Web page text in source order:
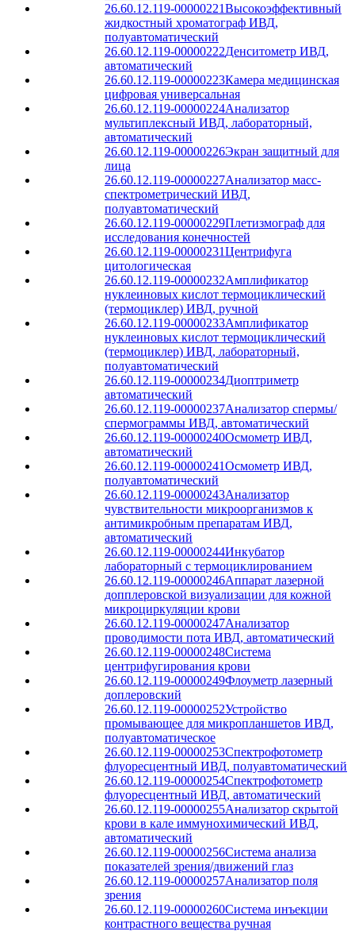
26.60.12.119-00000221Высокоэффективный
жидкостный хроматограф ИВД,
полуавтоматический
26.60.12.119-00000222Денситометр ИВД,
автоматический
26.60.12.119-00000223Камера медицинская
цифровая универсальная
26.60.12.119-00000224Анализатор
мультиплексный ИВД, лабораторный,
автоматический
26.60.12.119-00000226Экран защитный для
лица
26.60.12.119-00000227Анализатор масс-
спектрометрический ИВД,
полуавтоматический
26.60.12.119-00000229Плетизмограф для
исследования конечностей
26.60.12.119-00000231Центрифуга
цитологическая
26.60.12.119-00000232Амплификатор
нуклеиновых кислот термоциклический
(термоциклер) ИВД, ручной
26.60.12.119-00000233Амплификатор
нуклеиновых кислот термоциклический
(термоциклер) ИВД, лабораторный,
полуавтоматический
26.60.12.119-00000234Диоптриметр
автоматический
26.60.12.119-00000237Анализатор спермы/
спермограммы ИВД, автоматический
26.60.12.119-00000240Осмометр ИВД,
автоматический
26.60.12.119-00000241Осмометр ИВД,
полуавтоматический
26.60.12.119-00000243Анализатор
чувствительности микроорганизмов к
антимикробным препаратам ИВД,
автоматический
26.60.12.119-00000244Инкубатор
лабораторный с термоциклированием
26.60.12.119-00000246Аппарат лазерной
допплеровской визуализации для кожной
микроциркуляции крови
26.60.12.119-00000247Анализатор
проводимости пота ИВД, автоматический
26.60.12.119-00000248Система
центрифугирования крови
26.60.12.119-00000249Флоуметр лазерный
доплеровский
26.60.12.119-00000252Устройство
промывающее для микропланшетов ИВД,
полуавтоматическое
26.60.12.119-00000253Спектрофотометр
флуоресцентный ИВД, полуавтоматический
26.60.12.119-00000254Спектрофотометр
флуоресцентный ИВД, автоматический
26.60.12.119-00000255Анализатор скрытой
крови в кале иммунохимический ИВД,
автоматический
26.60.12.119-00000256Система анализа
показателей зрения/движений глаз
26.60.12.119-00000257Анализатор поля
зрения
26.60.12.119-00000260Система инъекции
контрастного вещества ручная